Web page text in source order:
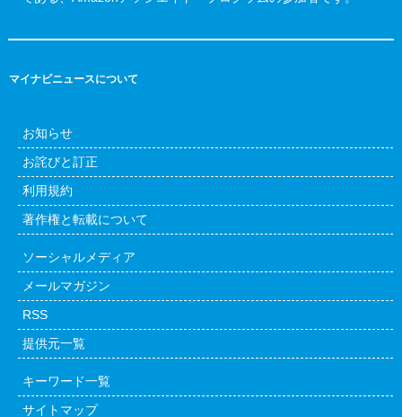
マイナビニュースについて
お知らせ
お詫びと訂正
利用規約
著作権と転載について
ソーシャルメディア
メールマガジン
RSS
提供元一覧
キーワード一覧
サイトマップ